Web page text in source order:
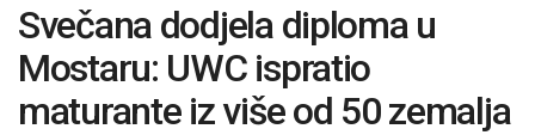
Svečana dodjela diploma u
Mostaru: UWC ispratio
maturante iz više od 50 zemalja